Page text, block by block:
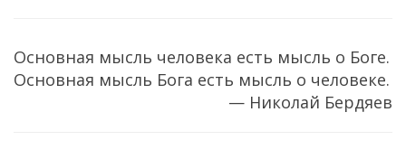
Основная мысль человека есть мысль о Боге.
Основная мысль Бога есть мысль о человеке.
— Николай Бердяев